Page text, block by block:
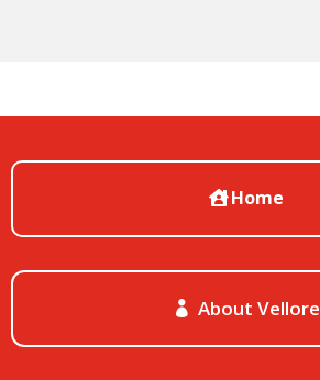
Home
About Vellore